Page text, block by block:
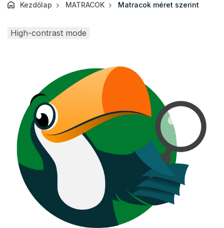
Kezdőlap MATRACOK Matracok méret szerint
High-contrast mode